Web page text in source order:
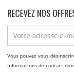
RECEVEZ NOS
Vous pouvez vous
informations de contact